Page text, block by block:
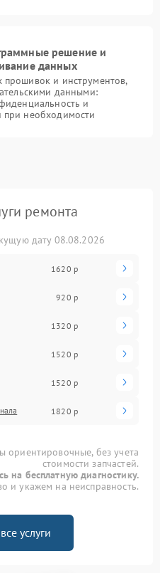
решение и
данных
и инструментов,
данными:
и
необходимости
ремонта
дату 08.08.2026
1620 р
920 р
1320 р
1520 р
1520 р
1820 р
ориентировочные, без учета
стоимости запчастей.
на бесплатную диагностику.
и укажем на неисправность.
услуги